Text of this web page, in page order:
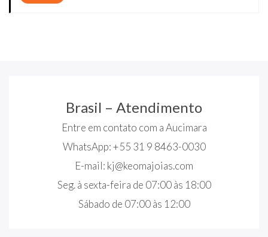
Brasil – Atendimento
Entre em contato com a Aucimara
WhatsApp: +55 31 9 8463-0030
E-mail: kj@keomajoias.com
Seg. à sexta-feira de 07:00 às 18:00
Sábado de 07:00 às 12:00